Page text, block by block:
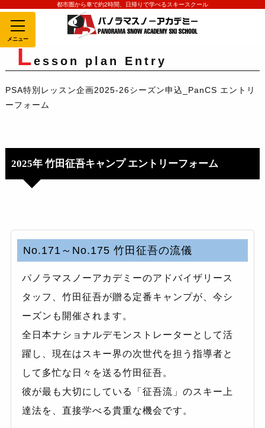
都市圏から車で約2時間、日帰りで学べるスキースクール
MENU
Lesson plan Entry
PSA特別レッスン企画2025-26シーズン申込_PanCS エントリ
ーフォーム
2025年 竹田征吾キャンプ エントリーフォーム
No.171～No.175 竹田征吾の流儀
パノラマスノーアカデミーのアドバイザリース
タッフ、竹田征吾が贈る定番キャンプが、今シ
ーズンも開催されます。
全日本ナショナルデモンストレーターとして活
躍し、現在はスキー界の次世代を担う指導者と
して多忙な日々を送る竹田征吾。
彼が最も大切にしている「征吾流」のスキー上
達法を、直接学べる貴重な機会です。